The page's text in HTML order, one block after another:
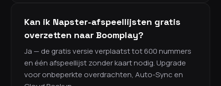
Kan ik Napster-afspeellijsten gratis
overzetten naar Boomplay?
Ja — de gratis versie verplaatst tot 600 nummers
en één afspeellijst zonder kaart nodig. Upgrade
voor onbeperkte overdrachten, Auto-Sync en